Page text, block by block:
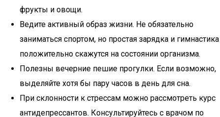
фрукты и овощи.
Ведите активный образ жизни. Не обязательно
заниматься спортом, но простая зарядка и гимнастика
положительно скажутся на состоянии организма.
Полезны вечерние пешие прогулки. Если возможно,
выделяйте хотя бы пару часов в день для сна.
При склонности к стрессам можно рассмотреть курс
антидепрессантов. Консультируйтесь с врачом по